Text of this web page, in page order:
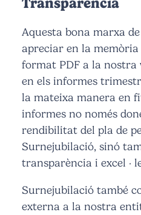
Aquesta bona marxa
apreciar en la
format PDF a la nostra
en els informes
la mateixa manera en
informes no només
rendibilitat del pla de
Surnejubilació, sinó
transparència i excel ·
Surnejubilació també
externa a la nostra